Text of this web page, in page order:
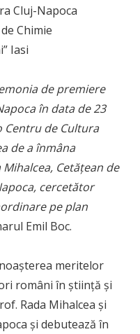
Cluj-Napoca
Chimie
Iasi
de premiere
în data de 23
Centru de Cultura
de a înmâna
Cetățean de
cercetător
pe plan
Emil Boc.
meritelor
români în știință și
Rada Mihalcea și
și debutează în